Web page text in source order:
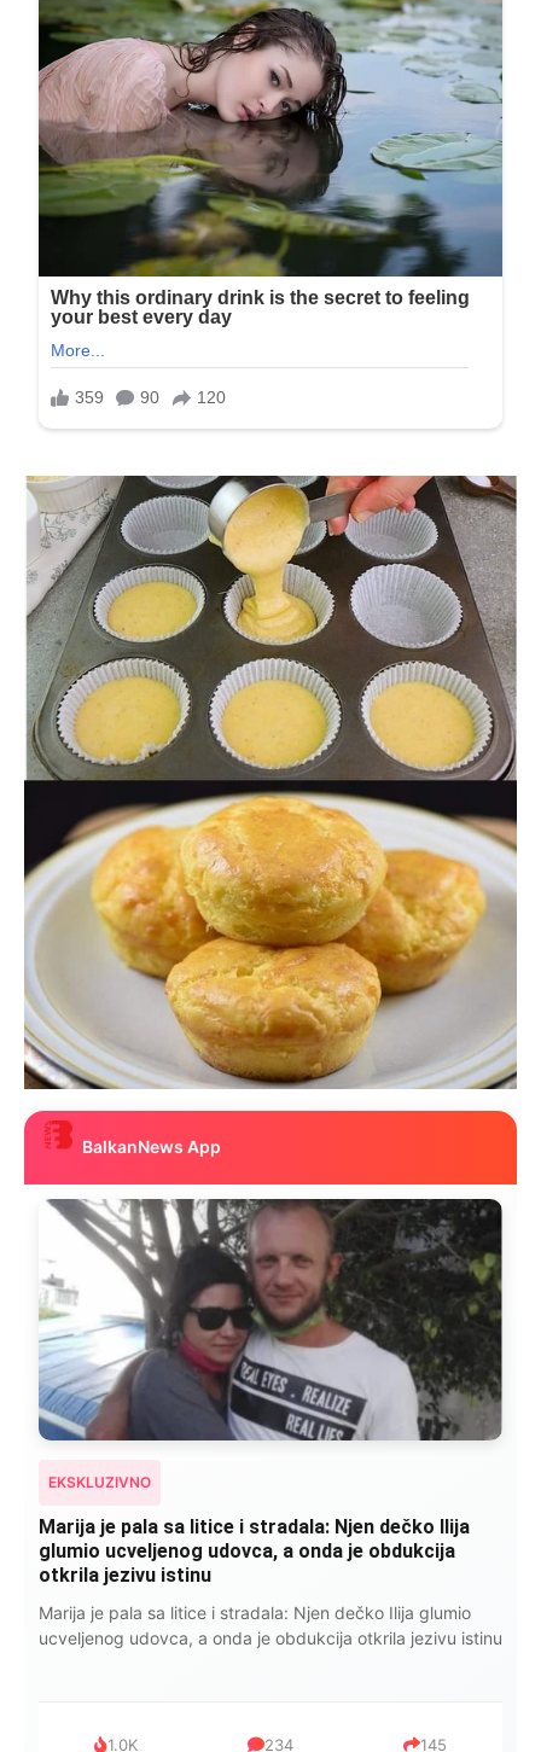
BalkanNews App
EKSKLUZIVNO
Marija je pala sa litice i stradala: Njen dečko Ilija
glumio ucveljenog udovca, a onda je obdukcija
otkrila jezivu istinu
Marija je pala sa litice i stradala: Njen dečko Ilija glumio
ucveljenog udovca, a onda je obdukcija otkrila jezivu istinu
1.0K 234 145